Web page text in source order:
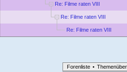
Re: Filme raten VIII
Re: Filme raten VIII
Re: Filme raten VIII
Forenliste •